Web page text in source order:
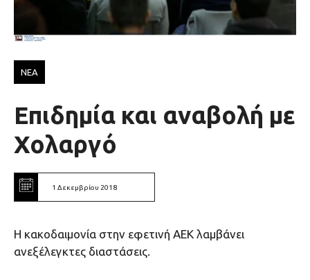
ΝΕΑ
Επιδημία και αναβολή με
Χολαργό
1 Δεκεμβρίου 2018
Η κακοδαιμονία στην εφετινή ΑΕΚ λαμβάνει
ανεξέλεγκτες διαστάσεις.